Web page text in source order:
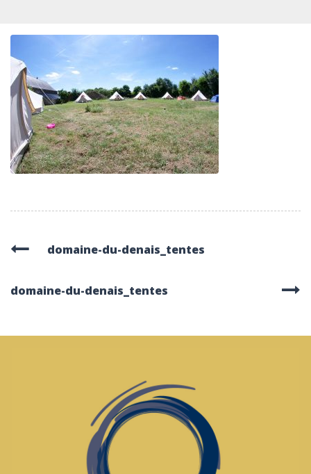
domaine-du-denais_tentes
domaine-du-denais_tentes